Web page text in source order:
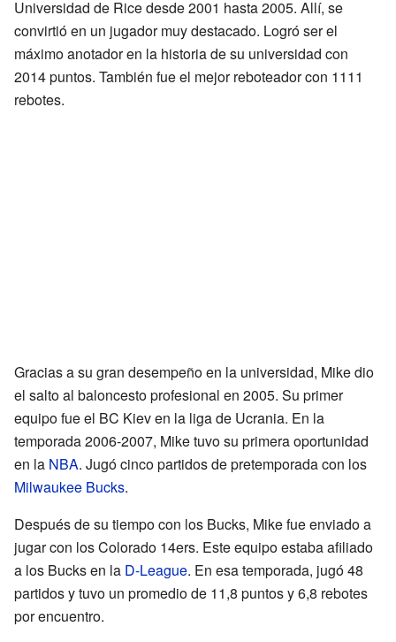
Universidad de Rice desde 2001 hasta 2005. Allí, se
convirtió en un jugador muy destacado. Logró ser el
máximo anotador en la historia de su universidad con
2014 puntos. También fue el mejor reboteador con 1111
rebotes.
Gracias a su gran desempeño en la universidad, Mike dio
el salto al baloncesto profesional en 2005. Su primer
equipo fue el BC Kiev en la liga de Ucrania. En la
temporada 2006-2007, Mike tuvo su primera oportunidad
en la NBA. Jugó cinco partidos de pretemporada con los
Milwaukee Bucks.
Después de su tiempo con los Bucks, Mike fue enviado a
jugar con los Colorado 14ers. Este equipo estaba afiliado
a los Bucks en la D-League. En esa temporada, jugó 48
partidos y tuvo un promedio de 11,8 puntos y 6,8 rebotes
por encuentro.